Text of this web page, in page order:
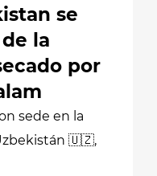
se
la
por
sede en la
🇺🇿,